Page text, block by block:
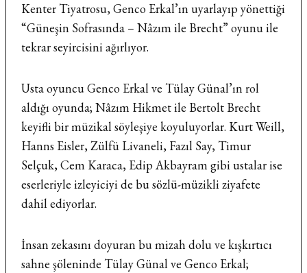
Kenter Tiyatrosu, Genco Erkal’ın uyarlayıp yönettiği
“Güneşin Sofrasında – Nâzım ile Brecht” oyunu ile
tekrar seyircisini ağırlıyor.
Usta oyuncu Genco Erkal ve Tülay Günal’ın rol
aldığı oyunda; Nâzım Hikmet ile Bertolt Brecht
keyifli bir müzikal söyleşiye koyuluyorlar. Kurt Weill,
Hanns Eisler, Zülfü Livaneli, Fazıl Say, Timur
Selçuk, Cem Karaca, Edip Akbayram gibi ustalar ise
eserleriyle izleyiciyi de bu sözlü-müzikli ziyafete
dahil ediyorlar.
İnsan zekasını doyuran bu mizah dolu ve kışkırtıcı
sahne şöleninde Tülay Günal ve Genco Erkal;